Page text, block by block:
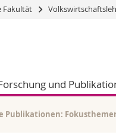
und
Fak.
Erziehungs- und
Nat. und Med. Fak.
Fakultät
und
Publikationen: